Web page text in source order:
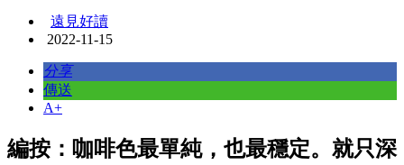
遠見好讀
2022-11-15
分享
傳送
A+
編按：咖啡色最單純，也最穩定。就只深